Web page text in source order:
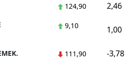
124,90 2,46
9,10 1,00
111,90 -3,78